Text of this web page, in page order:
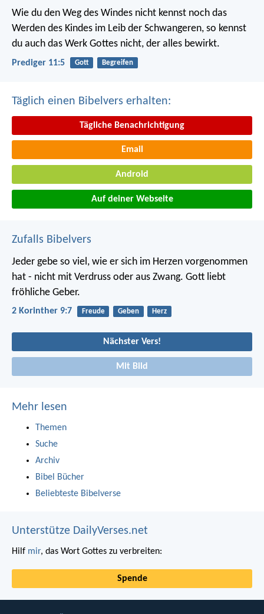
Wie du den Weg des Windes nicht kennst noch das
Werden des Kindes im Leib der Schwangeren, so kennst
du auch das Werk Gottes nicht, der alles bewirkt.
Prediger 11:5 Gott Begreifen
Täglich einen Bibelvers erhalten:
Tägliche Benachrichtigung
Email
Android
Auf deiner Webseite
Zufalls Bibelvers
Jeder gebe so viel, wie er sich im Herzen vorgenommen
hat - nicht mit Verdruss oder aus Zwang. Gott liebt
fröhliche Geber.
2 Korinther 9:7 Freude Geben Herz
Nächster Vers!
Mit Bild
Mehr lesen
Themen
Suche
Archiv
Bibel Bücher
Beliebteste Bibelverse
Unterstütze DailyVerses.net
Hilf mir, das Wort Gottes zu verbreiten:
Spende